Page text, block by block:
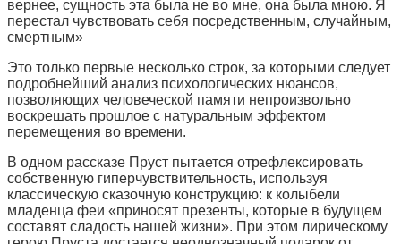
вернее, сущность эта была не во мне, она была мною. Я
перестал чувствовать себя посредственным, случайным,
смертным»
Это только первые несколько строк, за которыми следует
подробнейший анализ психологических нюансов,
позволяющих человеческой памяти непроизвольно
воскрешать прошлое с натуральным эффектом
перемещения во времени.
В одном рассказе Пруст пытается отрефлексировать
собственную гиперчувствительность, используя
классическую сказочную конструкцию: к колыбели
младенца феи «приносят презенты, которые в будущем
составят сладость нашей жизни». При этом лирическому